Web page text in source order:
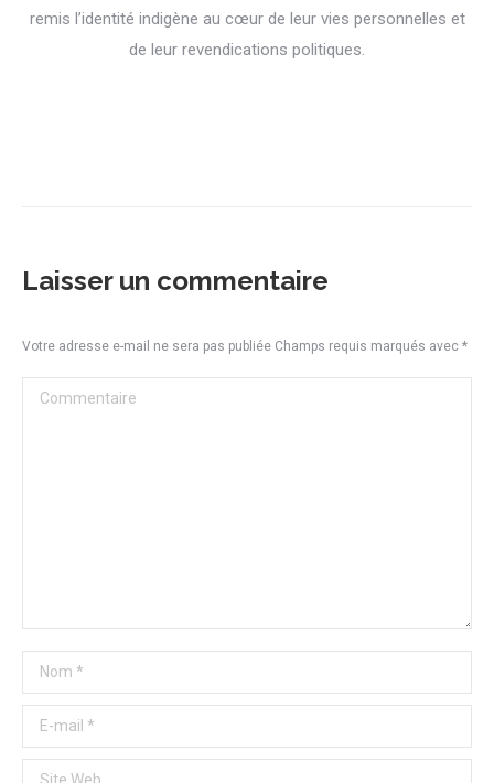
remis l’identité indigène au cœur de leur vies personnelles et
de leur revendications politiques.
Laisser un commentaire
Votre adresse e-mail ne sera pas publiée Champs requis marqués avec *
Commentaire
Nom *
E-mail *
Site Web